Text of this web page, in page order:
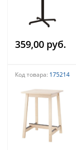
359,00 руб.
Код товара: 175214